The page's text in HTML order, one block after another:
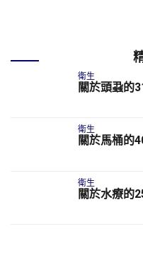
衛生
關於頭蝨的
衛生
關於馬桶的
衛生
關於水療的